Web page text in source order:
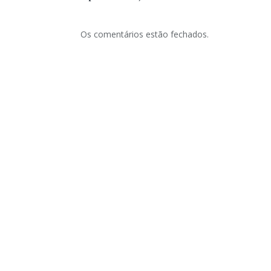
Os comentários estão fechados.